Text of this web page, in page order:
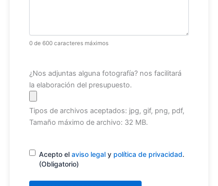
0 de 600 caracteres máximos
Archivo
¿Nos adjuntas alguna fotografía? nos facilitará
la elaboración del presupuesto.
Tipos de archivos aceptados: jpg, gif, png, pdf,
Tamaño máximo de archivo: 32 MB.
Consentimiento(Obligatorio)
Acepto el aviso legal y política de privacidad.
(Obligatorio)